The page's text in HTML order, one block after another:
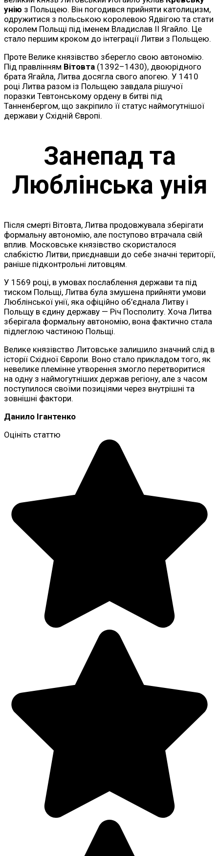
унію з Польщею. Він погодився прийняти католицизм,
одружитися з польською королевою Ядвігою та стати
королем Польщі під іменем Владислав II Ягайло. Це
стало першим кроком до інтеграції Литви з Польщею.
Проте Велике князівство зберегло свою автономію.
Під правлінням Вітовта (1392–1430), двоюрідного
брата Ягайла, Литва досягла свого апогею. У 1410
році Литва разом із Польщею завдала рішучої
поразки Тевтонському ордену в битві під
Танненбергом, що закріпило її статус наймогутнішої
держави у Східній Європі.
Занепад та
Люблінська унія
Після смерті Вітовта, Литва продовжувала зберігати
формальну автономію, але поступово втрачала свій
вплив. Московське князівство скористалося
слабкістю Литви, приєднавши до себе значні території,
раніше підконтрольні литовцям.
У 1569 році, в умовах послаблення держави та під
тиском Польщі, Литва була змушена прийняти умови
Люблінської унії, яка офіційно об’єднала Литву і
Польщу в єдину державу — Річ Посполиту. Хоча Литва
зберігала формальну автономію, вона фактично стала
підлеглою частиною Польщі.
Велике князівство Литовське залишило значний слід в
історії Східної Європи. Воно стало прикладом того, як
невелике племінне утворення змогло перетворитися
на одну з наймогутніших держав регіону, але з часом
поступилося своїми позиціями через внутрішні та
зовнішні фактори.
Данило Ігантенко
Оцініть статтю